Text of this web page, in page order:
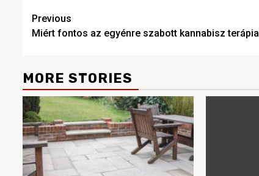
Post
navigation
Previous
Miért fontos az egyénre szabott kannabisz terápia
MORE STORIES